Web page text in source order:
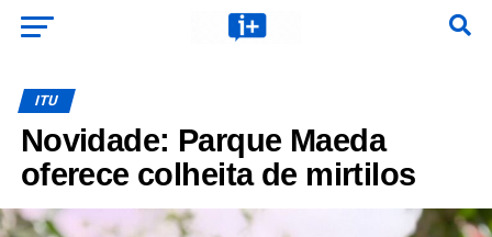
ITU
Novidade: Parque Maeda
oferece colheita de mirtilos